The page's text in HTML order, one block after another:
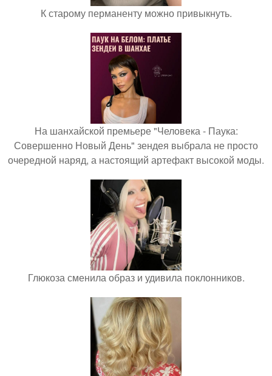
К старому перманенту можно привыкнуть.
На шанхайской премьере "Человека - Паука:
Совершенно Новый День" зендея выбрала не просто
очередной наряд, а настоящий артефакт высокой моды.
Глюкоза сменила образ и удивила поклонников.